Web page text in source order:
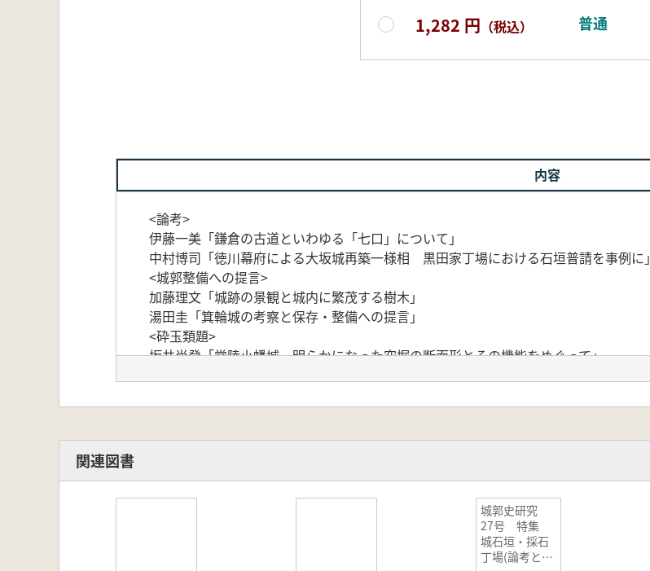
1,282 円 （税込） 普通
内容
<論考>
伊藤一美「鎌倉の古道といわゆる「七口」について」
中村博司「徳川幕府による大坂城再築一様相 黒田家丁場における石垣普請を事例に」
<城郭整備への提言>
加藤理文「城跡の景観と城内に繁茂する樹木」
湯田圭「箕輪城の考察と保存・整備への提言」
<砕玉類題>
坂井尚登「常陸小幡城 明らかになった空掘の断面形とその機能をめぐって」
関連図書
城郭史研究
27号 特集
城石垣・採石
丁場(論考と調